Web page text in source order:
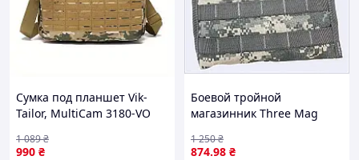
Сумка под планшет Vik-
Tailor, MultiCam 3180-VO
990 ₴
1 089₴
Боевой тройной
магазинник Three Mag
299E57T1M1
874.98 ₴
1 250₴